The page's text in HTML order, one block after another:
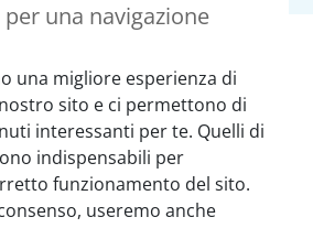
una navigazione
una migliore esperienza di
sito e ci permettono di
interessanti per te. Quelli di
indispensabili per
funzionamento del sito.
useremo anche
da non